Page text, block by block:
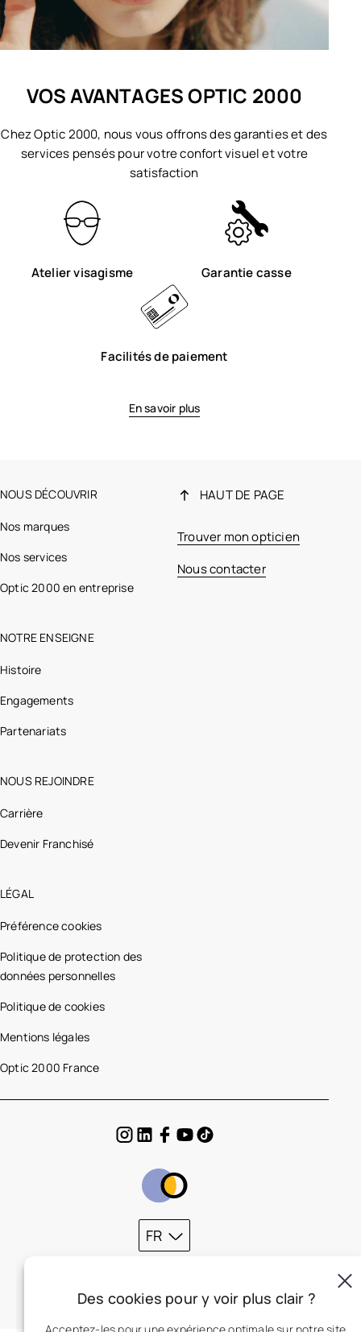
VOS AVANTAGES OPTIC 2000
Chez Optic 2000, nous vous offrons des garanties et des
services pensés pour votre confort visuel et votre
satisfaction
Atelier visagisme Garantie casse
Facilités de paiement
En savoir plus
NOUS DÉCOUVRIR
Nos marques
Nos services
Optic 2000 en entreprise
NOTRE ENSEIGNE
Histoire
Engagements
Partenariats
NOUS REJOINDRE
Carrière
Devenir Franchisé
LÉGAL
Préférence cookies
Politique de protection des
données personnelles
Politique de cookies
Mentions légales
Optic 2000 France
HAUT DE PAGE
Trouver mon opticien
Nous contacter
FR
Des cookies pour y voir plus clair ?